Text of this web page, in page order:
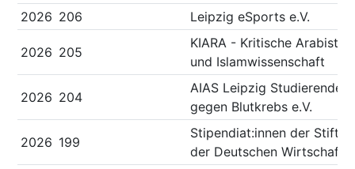
2026 206 Leipzig eSports e.V.
2026 205
KIARA - Kritische Arabistik
und Islamwissenschaft
2026 204
AIAS Leipzig Studierende
gegen Blutkrebs e.V.
2026 199
Stipendiat:innen der
der Deutschen Wirtschaft